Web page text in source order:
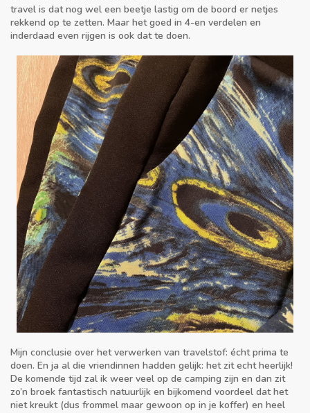
travel is dat nog wel een beetje lastig om de boord er netjes
rekkend op te zetten. Maar het goed in 4-en verdelen en
inderdaad even rijgen is ook dat te doen.
Mijn conclusie over het verwerken van travelstof: écht prima te
doen. En ja al die vriendinnen hadden gelijk: het zit echt heerlijk!
De komende tijd zal ik weer veel op de camping zijn en dan zit
zo’n broek fantastisch natuurlijk en bijkomend voordeel dat het
niet kreukt (dus frommel maar gewoon op in je koffer) en heel